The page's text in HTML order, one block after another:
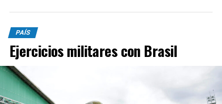
El club fue fundado por el padre Lorenzo Massa y
mantiene una conexión cercana con Jorge Bergoglio,
conocido hincha y uno de los socios más representativos
del Ciclón.
Además, León XIV, como sucesor de Francisco, podría
rendir un homenaje implícito al legado de Bergoglio,
PAÍS
Ejercicios militares con Brasil